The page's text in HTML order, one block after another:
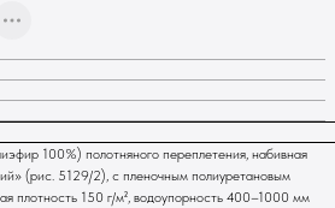
100%) полотняного переплетения, набивная
(рис. 5129/2), с пленочным полиуретановым
плотность 150 г/м², водоупорность 400–1000 мм